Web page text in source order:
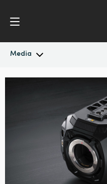
Media
Novidades
Imagens para Imprensa